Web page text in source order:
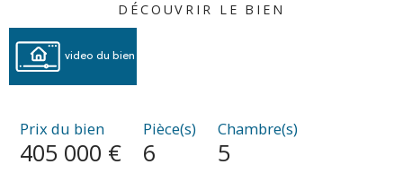
DÉCOUVRIR LE BIEN
video du bien
Prix du bien
405 000 €
Pièce(s)
6
Chambre(s)
5